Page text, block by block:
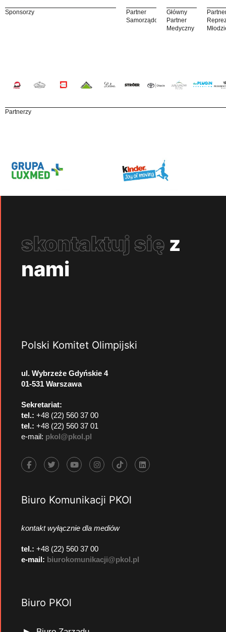
Sponsorzy
Partner
Samorządowy
Główny
Partner
Medyczny
Partnerzy
skontaktuj się z
nami
Polski Komitet Olimpijski
ul. Wybrzeże Gdyńskie 4
01-531 Warszawa
Sekretariat:
tel.: +48 (22) 560 37 00
tel.: +48 (22) 560 37 01
e-mail: pkol@pkol.pl
Biuro Komunikacji PKOl
kontakt wyłącznie dla mediów
tel.: +48 (22) 560 37 00
e-mail: biurokomunikacji@pkol.pl
Biuro PKOl